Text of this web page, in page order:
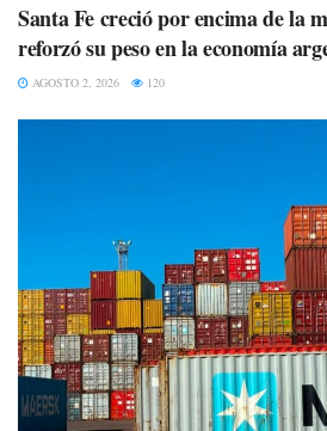
Santa Fe creció por encima de la
reforzó su peso en la economía
AGOSTO 2, 2026 120